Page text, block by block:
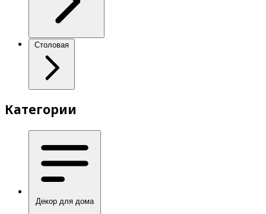
Столовая
Категории
Декор для дома